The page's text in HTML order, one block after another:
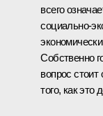
всего
социально-
Собственно
вопрос
того, как это